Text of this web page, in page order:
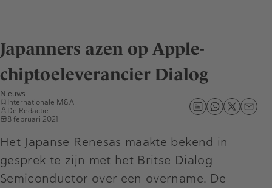
Japanners azen op Apple-
chiptoeleverancier Dialog
Nieuws
Internationale M&A
De Redactie
8 februari 2021
Het Japanse Renesas maakte bekend in
gesprek te zijn met het Britse Dialog
Semiconductor over een overname. De